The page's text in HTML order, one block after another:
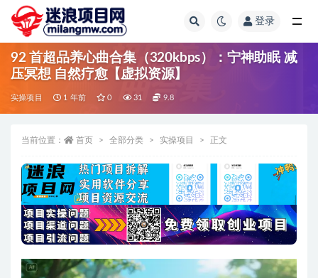
登录
92 首超品养心曲合集（320kbps）：宁神助眠 减
压冥想 自然疗愈【虚拟资源】
实操项目 1 年前 0 31 9.8
当前位置： 首页 全部分类 实操项目 正文
全部